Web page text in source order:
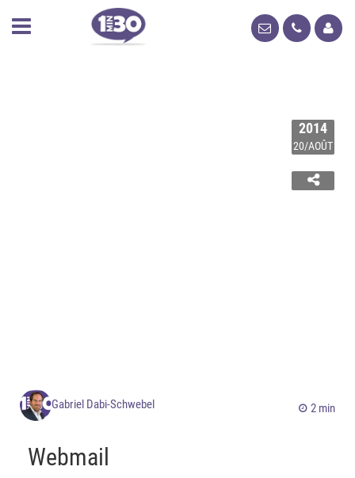
2014
20/AOÛT
Gabriel Dabi-Schwebel 2 min
Webmail